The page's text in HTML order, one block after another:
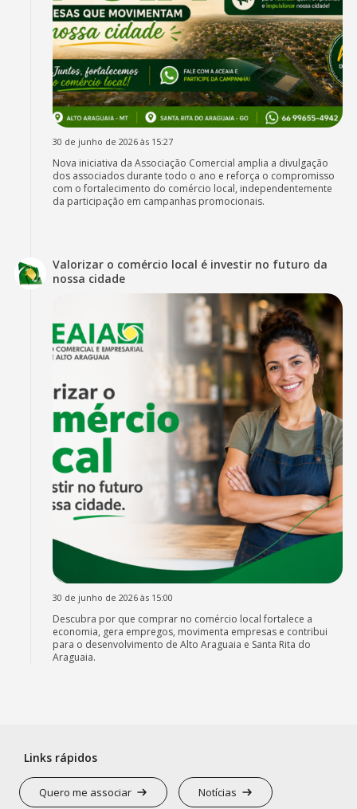
30 de junho de 2026 às 15:27
Nova iniciativa da Associação Comercial amplia a divulgação
dos associados durante todo o ano e reforça o compromisso
com o fortalecimento do comércio local, independentemente
da participação em campanhas promocionais.
Valorizar o comércio local é investir no futuro da
nossa cidade
30 de junho de 2026 às 15:00
Descubra por que comprar no comércio local fortalece a
economia, gera empregos, movimenta empresas e contribui
para o desenvolvimento de Alto Araguaia e Santa Rita do
Araguaia.
Links rápidos
Quero me associar Notícias